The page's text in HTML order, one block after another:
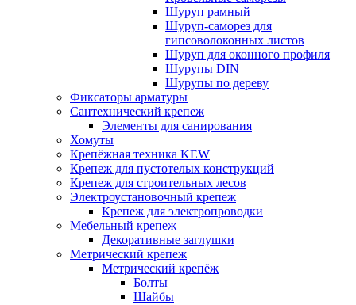
Шуруп рамный
Шуруп-саморез для
гипсоволоконных листов
Шуруп для оконного профиля
Шурупы DIN
Шурупы по дереву
Фиксаторы арматуры
Сантехнический крепеж
Элементы для санирования
Хомуты
Крепёжная техника KEW
Крепеж для пустотелых конструкций
Крепеж для строительных лесов
Электроустановочный крепеж
Крепеж для электропроводки
Мебельный крепеж
Декоративные заглушки
Метрический крепеж
Метрический крепёж
Болты
Шайбы